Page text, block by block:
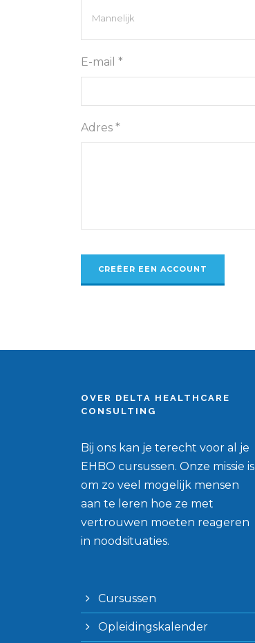
E-mail *
Adres *
OVER DELTA HEALTHCARE
CONSULTING
Bij ons kan je terecht voor al je
EHBO cursussen. Onze missie is
om zo veel mogelijk mensen
aan te leren hoe ze met
vertrouwen moeten reageren
in noodsituaties.
Cursussen
Opleidingskalender